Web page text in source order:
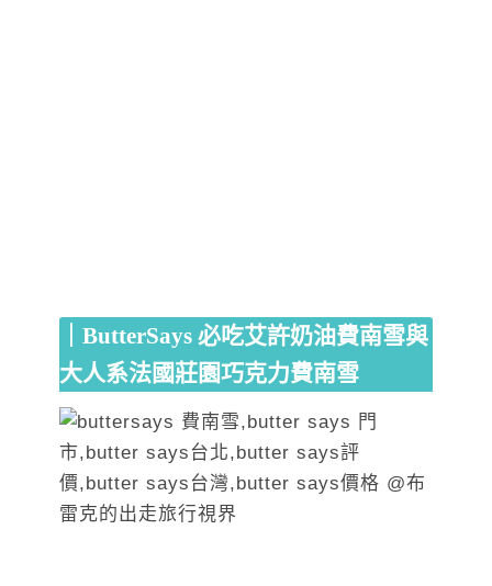
｜ButterSays 必吃艾許奶油費南雪與
大人系法國莊園巧克力費南雪